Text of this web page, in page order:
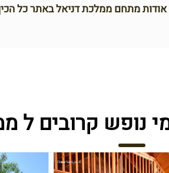
אודות מתחם ממלכת דניאל באתר כל
נופש קרובים ל